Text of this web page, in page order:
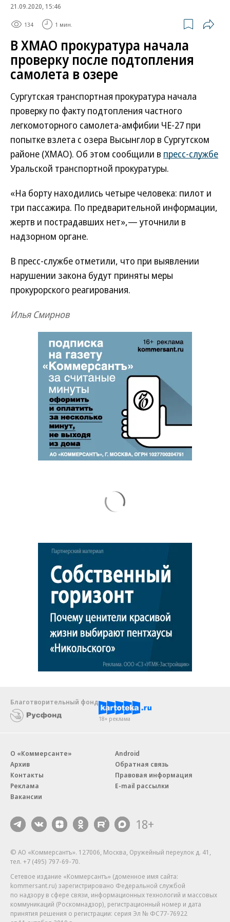
21.09.2020, 15:46
134 1 мин.
В ХМАО прокуратура начала
проверку после подтопления
самолета в озере
Сургутская транспортная прокуратура начала
проверку по факту подтопления частного
легкомоторного самолета-амфибии ЧЕ-27 при
попытке взлета с озера Высынглор в Сургутском
районе (ХМАО). Об этом сообщили в пресс-службе
Уральской транспортной прокуратуры.
«На борту находились четыре человека: пилот и
три пассажира. По предварительной информации,
жертв и пострадавших нет»,— уточнили в
надзорном органе.
В пресс-службе отметили, что при выявлении
нарушении закона будут приняты меры
прокурорского реагирования.
Илья Смирнов
Благотворительный фонд
18+ реклама
О «Коммерсанте»
Архив
Контакты
Реклама
Вакансии
Android
Обратная связь
Правовая информация
E-mail рассылки
18+
© АО «Коммерсантъ». 127006, Москва, Оружейный переулок д. 41,
тел. +7 (495) 797-69-70.
Сетевое издание «Коммерсантъ» (доменное имя сайта:
kommersant.ru) зарегистрировано Федеральной службой
по надзору в сфере связи, информационных технологий и массовых
коммуникаций (Роскомнадзор), регистрационный номер и дата
принятия решения о регистрации: серия Эл № ФС77-76922